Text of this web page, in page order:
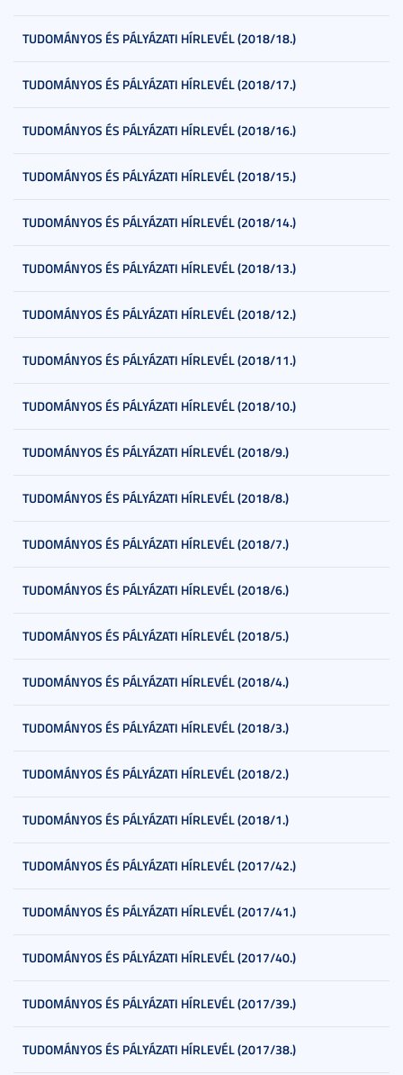
TUDOMÁNYOS ÉS PÁLYÁZATI HÍRLEVÉL (2018/18.)
TUDOMÁNYOS ÉS PÁLYÁZATI HÍRLEVÉL (2018/17.)
TUDOMÁNYOS ÉS PÁLYÁZATI HÍRLEVÉL (2018/16.)
TUDOMÁNYOS ÉS PÁLYÁZATI HÍRLEVÉL (2018/15.)
TUDOMÁNYOS ÉS PÁLYÁZATI HÍRLEVÉL (2018/14.)
TUDOMÁNYOS ÉS PÁLYÁZATI HÍRLEVÉL (2018/13.)
TUDOMÁNYOS ÉS PÁLYÁZATI HÍRLEVÉL (2018/12.)
TUDOMÁNYOS ÉS PÁLYÁZATI HÍRLEVÉL (2018/11.)
TUDOMÁNYOS ÉS PÁLYÁZATI HÍRLEVÉL (2018/10.)
TUDOMÁNYOS ÉS PÁLYÁZATI HÍRLEVÉL (2018/9.)
TUDOMÁNYOS ÉS PÁLYÁZATI HÍRLEVÉL (2018/8.)
TUDOMÁNYOS ÉS PÁLYÁZATI HÍRLEVÉL (2018/7.)
TUDOMÁNYOS ÉS PÁLYÁZATI HÍRLEVÉL (2018/6.)
TUDOMÁNYOS ÉS PÁLYÁZATI HÍRLEVÉL (2018/5.)
TUDOMÁNYOS ÉS PÁLYÁZATI HÍRLEVÉL (2018/4.)
TUDOMÁNYOS ÉS PÁLYÁZATI HÍRLEVÉL (2018/3.)
TUDOMÁNYOS ÉS PÁLYÁZATI HÍRLEVÉL (2018/2.)
TUDOMÁNYOS ÉS PÁLYÁZATI HÍRLEVÉL (2018/1.)
TUDOMÁNYOS ÉS PÁLYÁZATI HÍRLEVÉL (2017/42.)
TUDOMÁNYOS ÉS PÁLYÁZATI HÍRLEVÉL (2017/41.)
TUDOMÁNYOS ÉS PÁLYÁZATI HÍRLEVÉL (2017/40.)
TUDOMÁNYOS ÉS PÁLYÁZATI HÍRLEVÉL (2017/39.)
TUDOMÁNYOS ÉS PÁLYÁZATI HÍRLEVÉL (2017/38.)